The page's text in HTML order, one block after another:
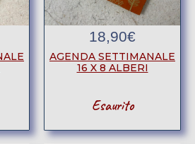
18,90€
AGENDA SETTIMANALE
16 X 8 ALBERI
Esaurito